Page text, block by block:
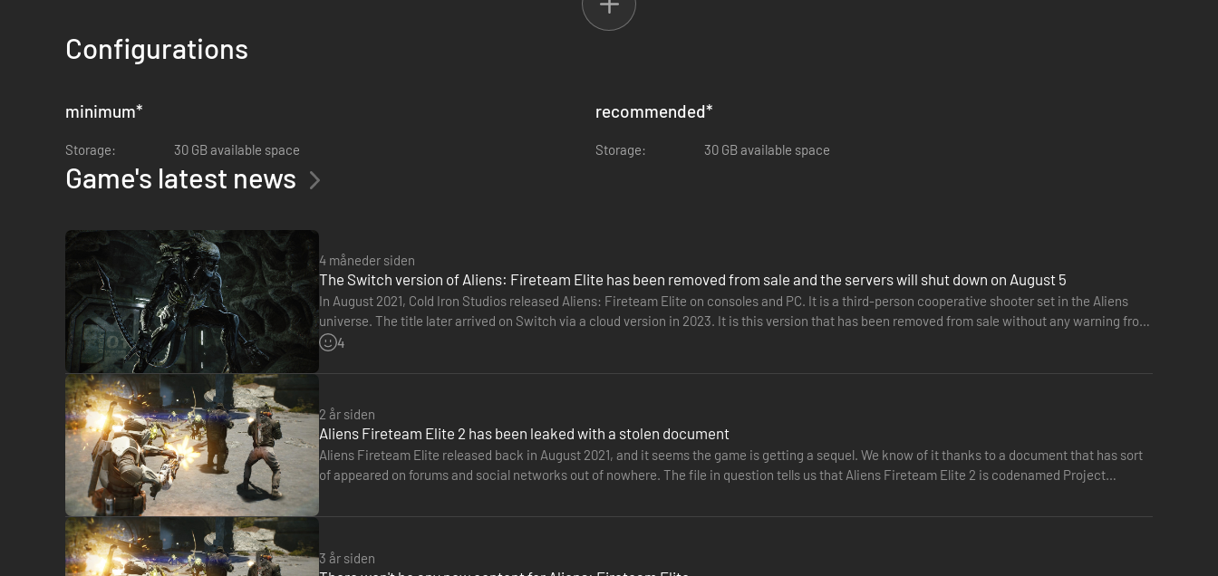
Configurations
minimum*
Storage: 30 GB available space
recommended*
Storage: 30 GB available space
Game's latest news
4 måneder siden
The Switch version of Aliens: Fireteam Elite has been removed from sale and the servers will shut down on August 5
In August 2021, Cold Iron Studios released Aliens: Fireteam Elite on consoles and PC. It is a third-person cooperative shooter set in the Aliens
universe. The title later arrived on Switch via a cloud version in 2023. It is this version that has been removed from sale without any warning from
the studio.…
4
2 år siden
Aliens Fireteam Elite 2 has been leaked with a stolen document
Aliens Fireteam Elite released back in August 2021, and it seems the game is getting a sequel. We know of it thanks to a document that has sort
of appeared on forums and social networks out of nowhere. The file in question tells us that Aliens Fireteam Elite 2 is codenamed Project
3 år siden